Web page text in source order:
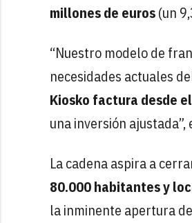
millones de euros(un
“Nuestro modelo de
necesidades actuales
Kiosko factura desde
una inversión
La cadena aspira a
80.000 habitantes y
la inminente apertura